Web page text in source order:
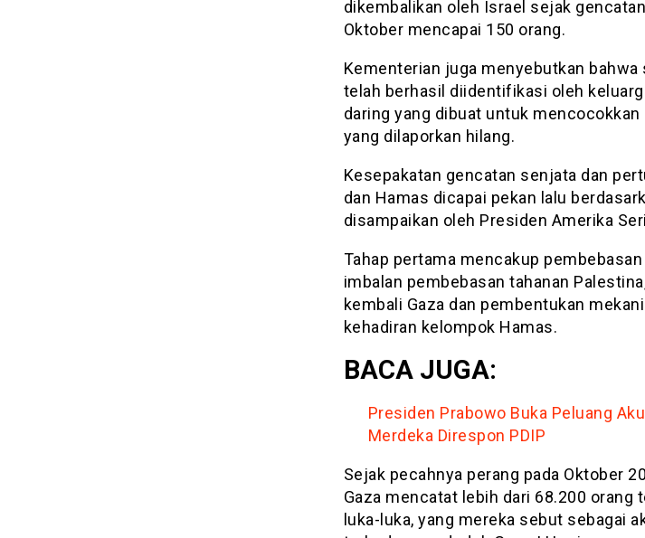
dikembalikan oleh Israel sejak
Oktober mencapai 150 orang.
Kementerian juga menyebutkan
telah berhasil diidentifikasi oleh
daring yang dibuat untuk
yang dilaporkan hilang.
Kesepakatan gencatan senjata dan
dan Hamas dicapai pekan lalu
disampaikan oleh Presiden Amerika
Tahap pertama mencakup
imbalan pembebasan tahanan
kembali Gaza dan pembentukan
kehadiran kelompok Hamas.
BACA JUGA:
Presiden Prabowo Buka Peluang
Merdeka Direspon PDIP
Sejak pecahnya perang pada Oktober
Gaza mencatat lebih dari 68.200 orang
luka-luka, yang mereka sebut sebagai